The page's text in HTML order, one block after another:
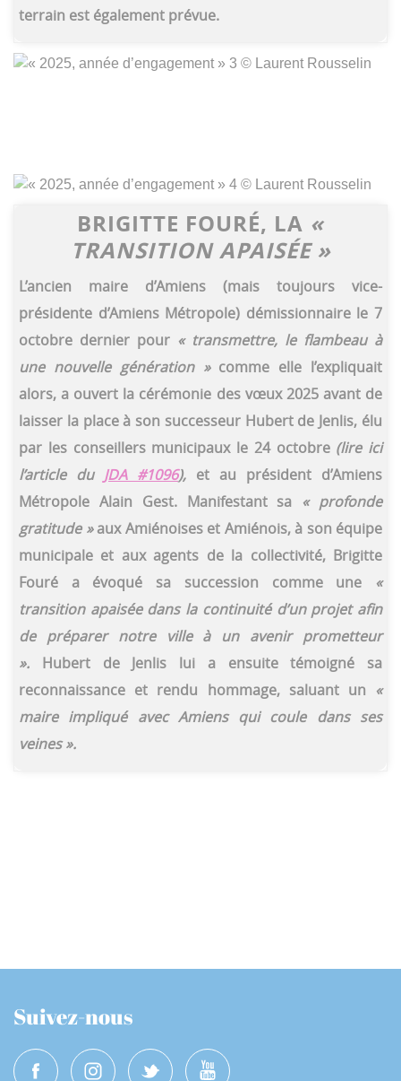
terrain est également prévue.
BRIGITTE FOURÉ, LA «
TRANSITION APAISÉE »
L’ancien maire d’Amiens (mais toujours vice-
présidente d’Amiens Métropole) démissionnaire le 7
octobre dernier pour « transmettre, le flambeau à
une nouvelle génération »comme elle l’expliquait
alors, a ouvert la cérémonie des vœux 2025 avant de
laisser la place à son successeur Hubert de Jenlis, élu
par les conseillers municipaux le 24 octobre (lire ici
l’article du JDA #1096), et au président d’Amiens
Métropole Alain Gest. Manifestant sa « profonde
gratitude »aux Amiénoises et Amiénois, à son équipe
municipale et aux agents de la collectivité, Brigitte
Fouré a évoqué sa succession comme une «
transition apaisée dans la continuité d’un projet afin
de préparer notre ville à un avenir prometteur
». Hubert de Jenlis lui a ensuite témoigné sa
reconnaissance et rendu hommage, saluant un «
maire impliqué avec Amiens qui coule dans ses
veines ».
Suivez-nous